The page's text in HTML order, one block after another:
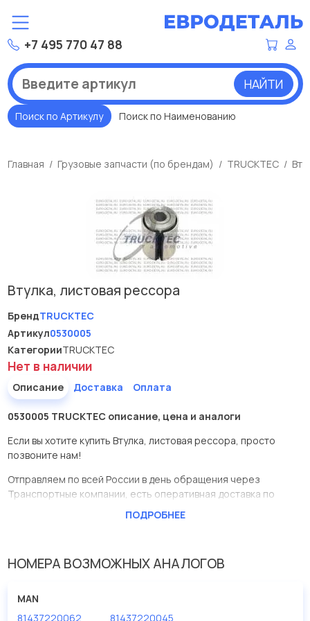
+7 495 770 47 88
НАЙТИ
Поиск по Артикулу Поиск по Наименованию
Главная Грузовые запчасти (по брендам) TRUCKTEC
Втулка, листовая рессора
БрендTRUCKTEC
Артикул0530005
КатегорииTRUCKTEC
Нет в наличии
Описание Доставка Оплата
0530005 TRUCKTEC описание, цена и аналоги
Если вы хотите купить Втулка, листовая рессора, просто
позвоните нам!
Отправляем по всей России в день обращения через
Транспортные компании, есть оперативная доставка по
У данной детали есть аналоги с номерами, убедитесь сами.
представлены в большом ассортименте.
ПОДРОБНЕЕ
НОМЕРА ВОЗМОЖНЫХ АНАЛОГОВ
MAN
81437220062
81437220045